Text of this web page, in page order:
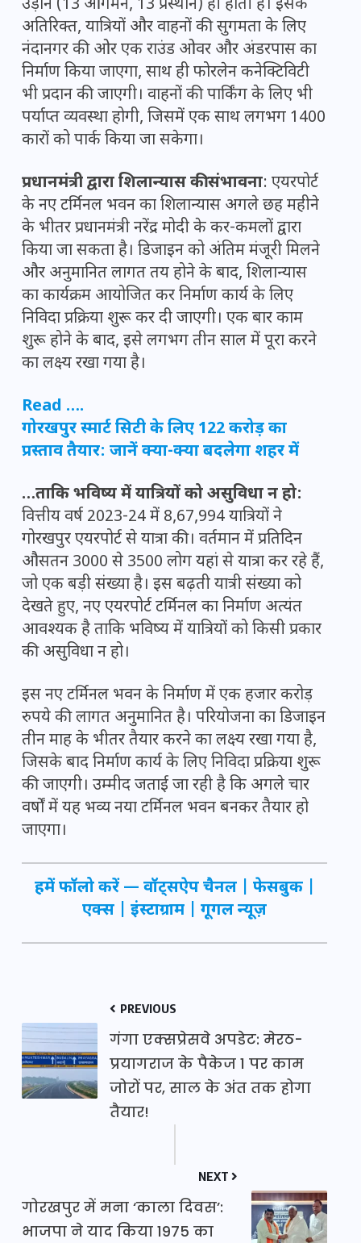
उड़ानें (13 आगमन, 13 प्रस्थान) ही होती हैं। इसके
अतिरिक्त, यात्रियों और वाहनों की सुगमता के लिए
नंदानगर की ओर एक राउंड ओवर और अंडरपास का
निर्माण किया जाएगा, साथ ही फोरलेन कनेक्टिविटी
भी प्रदान की जाएगी। वाहनों की पार्किंग के लिए भी
पर्याप्त व्यवस्था होगी, जिसमें एक साथ लगभग 1400
कारों को पार्क किया जा सकेगा।
प्रधानमंत्री द्वारा शिलान्यास की संभावना: एयरपोर्ट
के नए टर्मिनल भवन का शिलान्यास अगले छह महीने
के भीतर प्रधानमंत्री नरेंद्र मोदी के कर-कमलों द्वारा
किया जा सकता है। डिजाइन को अंतिम मंजूरी मिलने
और अनुमानित लागत तय होने के बाद, शिलान्यास
का कार्यक्रम आयोजित कर निर्माण कार्य के लिए
निविदा प्रक्रिया शुरू कर दी जाएगी। एक बार काम
शुरू होने के बाद, इसे लगभग तीन साल में पूरा करने
का लक्ष्य रखा गया है।
Read ….
गोरखपुर स्मार्ट सिटी के लिए 122 करोड़ का
प्रस्ताव तैयार: जानें क्या-क्या बदलेगा शहर में
…ताकि भविष्य में यात्रियों को असुविधा न हो:
वित्तीय वर्ष 2023-24 में 8,67,994 यात्रियों ने
गोरखपुर एयरपोर्ट से यात्रा की। वर्तमान में प्रतिदिन
औसतन 3000 से 3500 लोग यहां से यात्रा कर रहे हैं,
जो एक बड़ी संख्या है। इस बढ़ती यात्री संख्या को
देखते हुए, नए एयरपोर्ट टर्मिनल का निर्माण अत्यंत
आवश्यक है ताकि भविष्य में यात्रियों को किसी प्रकार
की असुविधा न हो।
इस नए टर्मिनल भवन के निर्माण में एक हजार करोड़
रुपये की लागत अनुमानित है। परियोजना का डिजाइन
तीन माह के भीतर तैयार करने का लक्ष्य रखा गया है,
जिसके बाद निर्माण कार्य के लिए निविदा प्रक्रिया शुरू
की जाएगी। उम्मीद जताई जा रही है कि अगले चार
वर्षों में यह भव्य नया टर्मिनल भवन बनकर तैयार हो
जाएगा।
हमें फॉलो करें — वॉट्सऐप चैनल फेसबुक
एक्स
इंस्टाग्राम गूगल न्यूज़
PREVIOUS
गंगा एक्सप्रेसवे अपडेट: मेरठ-
प्रयागराज के पैकेज 1 पर काम
जोरों पर, साल के अंत तक होगा
तैयार!
NEXT
गोरखपुर में मना ‘काला दिवस’:
भाजपा ने याद किया 1975 का